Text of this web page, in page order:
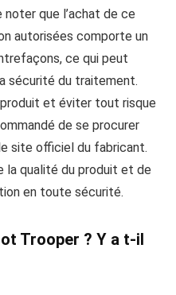
que l’achat de ce
autorisées comporte un
ce qui peut
sécurité du traitement.
et éviter tout risque
de se procurer
site officiel du fabricant.
la qualité du produit et de
en toute sécurité.
Trooper ? Y a t-il